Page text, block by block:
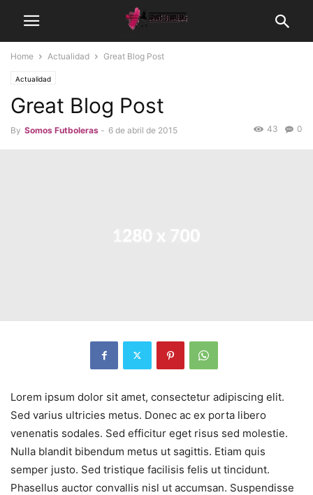
Home Actualidad Great Blog Post
Actualidad
Great Blog Post
By Somos Futboleras - 6 de abril de 2015 0
43
Lorem ipsum dolor sit amet, consectetur adipiscing elit.
Sed varius ultricies metus. Donec ac ex porta libero
venenatis sodales. Sed efficitur eget risus sed molestie.
Nulla blandit bibendum metus ut sagittis. Etiam quis
semper justo. Sed tristique facilisis felis ut tincidunt.
Phasellus auctor convallis nisl ut accumsan. Suspendisse